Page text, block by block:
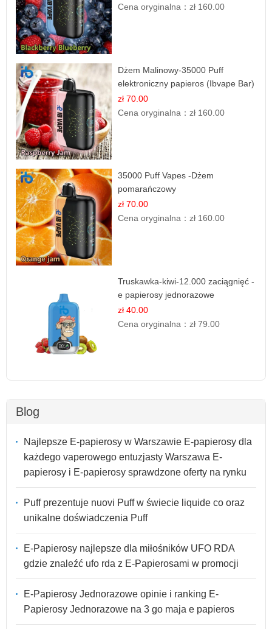
Cena oryginalna：zł 160.00
Dżem Malinowy-35000 Puff
elektroniczny papieros (Ibvape Bar)
zł 70.00
Cena oryginalna：zł 160.00
35000 Puff Vapes -Dżem
pomarańczowy
zł 70.00
Cena oryginalna：zł 160.00
Truskawka-kiwi-12.000 zaciągnięć -
e papierosy jednorazowe
zł 40.00
Cena oryginalna：zł 79.00
Blog
Najlepsze E-papierosy w Warszawie E-papierosy dla
każdego vaperowego entuzjasty Warszawa E-
papierosy i E-papierosy sprawdzone oferty na rynku
Puff prezentuje nuovi Puff w świecie liquide co oraz
unikalne doświadczenia Puff
E-Papierosy najlepsze dla miłośników UFO RDA
gdzie znaleźć ufo rda z E-Papierosami w promocji
E-Papierosy Jednorazowe opinie i ranking E-
Papierosy Jednorazowe na 3 go maja e papieros